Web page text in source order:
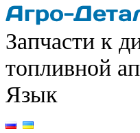
Запчасти к
топливной
Язык